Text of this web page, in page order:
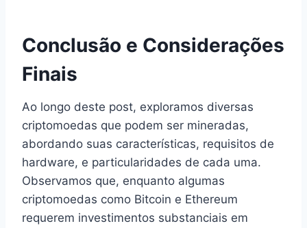
Conclusão e Considerações
Finais
Ao longo deste post, exploramos diversas
criptomoedas que podem ser mineradas,
abordando suas características, requisitos de
hardware, e particularidades de cada uma.
Observamos que, enquanto algumas
criptomoedas como Bitcoin e Ethereum
requerem investimentos substanciais em